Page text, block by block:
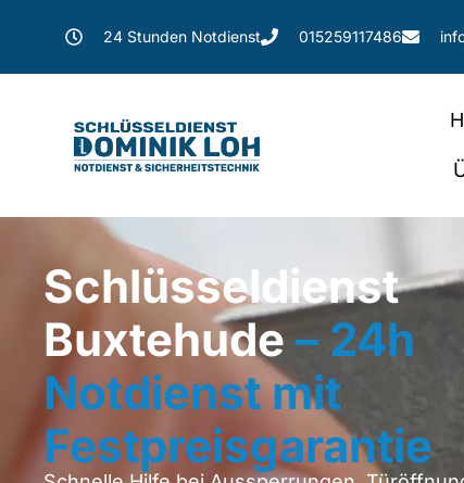
24 Stunden Notdienst 015259117486
Schlüsseldienst
Buxtehude – 24h
Notdienst mit
Festpreisgarantie